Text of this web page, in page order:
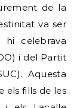
de la
va ser
celebrava
i del Partit
Aquesta
els fills de les